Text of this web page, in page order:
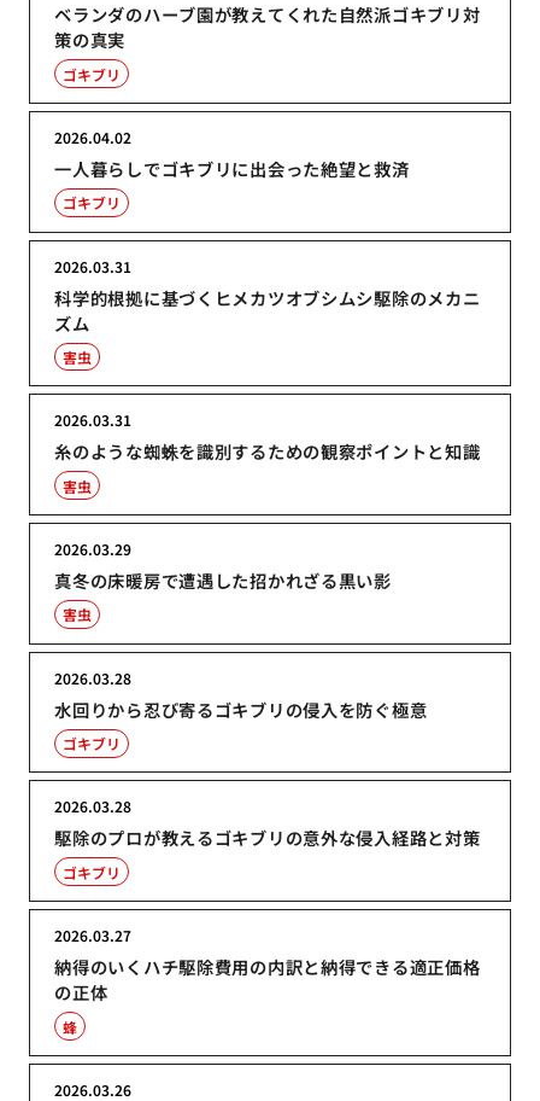
ベランダのハーブ園が教えてくれた自然派ゴキブリ対
策の真実
ゴキブリ
一人暮らしでゴキブリに出会った絶望と救済
2026.04.02
ゴキブリ
科学的根拠に基づくヒメカツオブシムシ駆除のメカニ
ズム
2026.03.31
害虫
糸のような蜘蛛を識別するための観察ポイントと知識
2026.03.31
害虫
真冬の床暖房で遭遇した招かれざる黒い影
2026.03.29
害虫
水回りから忍び寄るゴキブリの侵入を防ぐ極意
2026.03.28
ゴキブリ
駆除のプロが教えるゴキブリの意外な侵入経路と対策
2026.03.28
ゴキブリ
納得のいくハチ駆除費用の内訳と納得できる適正価格
の正体
2026.03.27
蜂
2026.03.26